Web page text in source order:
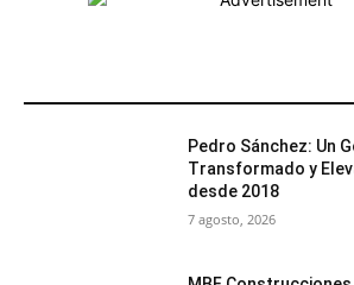
Pedro Sánchez: Un
Transformado y
desde 2018
7 agosto, 2026